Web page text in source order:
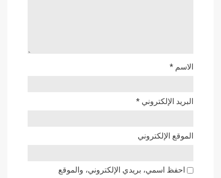
الاسم *
البريد الإلكتروني *
الموقع الإلكتروني
احفظ اسمي، بريدي الإلكتروني، والموقع